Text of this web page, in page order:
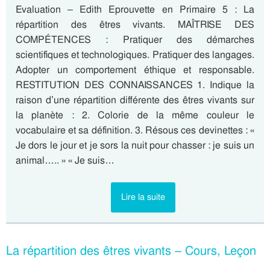
Evaluation – Edith Eprouvette en Primaire 5 : La
répartition des êtres vivants. MAÎTRISE DES
COMPÉTENCES : Pratiquer des démarches
scientifiques et technologiques. Pratiquer des langages.
Adopter un comportement éthique et responsable.
RESTITUTION DES CONNAISSANCES 1. Indique la
raison d’une répartition différente des êtres vivants sur
la planète : 2. Colorie de la même couleur le
vocabulaire et sa définition. 3. Résous ces devinettes : «
Je dors le jour et je sors la nuit pour chasser : je suis un
animal….. » « Je suis…
Lire la suite
La répartition des êtres vivants – Cours, Leçon